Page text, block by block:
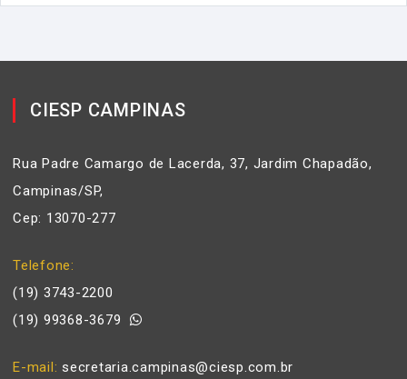
CIESP CAMPINAS
Rua Padre Camargo de Lacerda, 37, Jardim Chapadão,
Campinas/SP,
Cep: 13070-277
Telefone
(19) 3743-2200
(19) 99368-3679
E-mail secretaria.campinas@ciesp.com.br